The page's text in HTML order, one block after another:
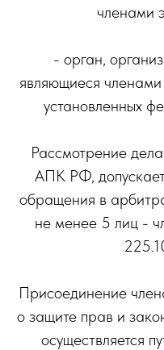
членами
- орган,
являющиеся членами
установленных
Рассмотрение
АПК РФ,
обращения в
не менее 5 лиц -
Присоединение
о защите прав и
осуществляется